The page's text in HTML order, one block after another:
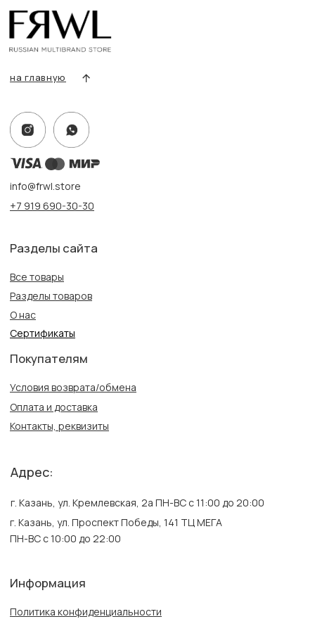
Оплата и доставка
Контакты, реквизиты
Информация
Политика конфиденциальности
Создание сайта
г. Казань, ул. Кремлевская, 2а ПН-ВС с 11:00 до 20:00
ПН-ВС с 10:00 до 22:00